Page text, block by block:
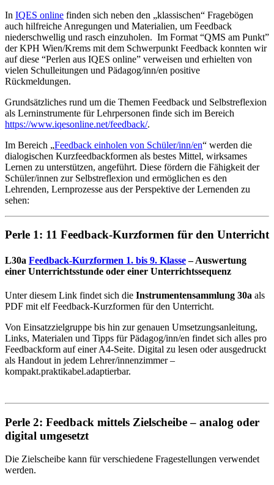
In IQES online finden sich neben den „klassischen“ Fragebögen
auch hilfreiche Anregungen und Materialien, um Feedback
niederschwellig und rasch einzuholen. Im Format “QMS am Punkt”
der KPH Wien/Krems mit dem Schwerpunkt Feedback konnten wir
auf diese “Perlen aus IQES online” verweisen und erhielten von
vielen Schulleitungen und Pädagog/inn/en positive
Rückmeldungen.
Grundsätzliches rund um die Themen Feedback und Selbstreflexion
als Lerninstrumente für Lehrpersonen finde sich im Bereich
https://www.iqesonline.net/feedback/.
Im Bereich „Feedback einholen von Schüler/inn/en“ werden die
dialogischen Kurzfeedbackformen als bestes Mittel, wirksames
Lernen zu unterstützen, angeführt. Diese fördern die Fähigkeit der
Schüler/innen zur Selbstreflexion und ermöglichen es den
Lehrenden, Lernprozesse aus der Perspektive der Lernenden zu
sehen:
Perle 1: 11 Feedback-Kurzformen für den Unterricht
L30a Feedback-Kurzformen 1. bis 9. Klasse– Auswertung
einer Unterrichtsstunde oder einer Unterrichtssequenz
Unter diesem Link findet sich die Instrumentensammlung 30a als
PDF mit elf Feedback-Kurzformen für den Unterricht.
Von Einsatzzielgruppe bis hin zur genauen Umsetzungsanleitung,
Links, Materialen und Tipps für Pädagog/inn/en findet sich alles pro
Feedbackform auf einer A4-Seite. Digital zu lesen oder ausgedruckt
als Handout in jedem Lehrer/innenzimmer –
kompakt.praktikabel.adaptierbar.
Perle 2: Feedback mittels Zielscheibe – analog oder
digital umgesetzt
Die Zielscheibe kann für verschiedene Fragestellungen verwendet
werden.